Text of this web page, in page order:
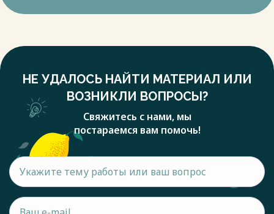
НЕ УДАЛОСЬ НАЙТИ МАТЕРИАЛ ИЛИ
ВОЗНИКЛИ ВОПРОСЫ?
Свяжитесь с нами, мы
постараемся вам помочь!